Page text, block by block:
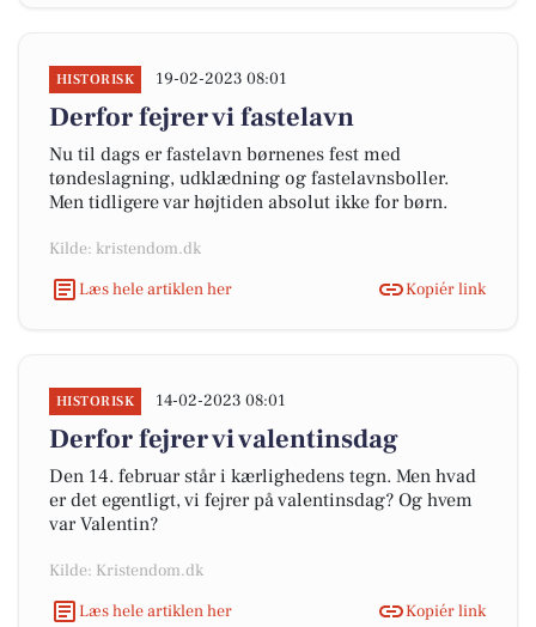
HISTORISK 19-02-2023 08:01
Derfor fejrer vi fastelavn
Nu til dags er fastelavn børnenes fest med
tøndeslagning, udklædning og fastelavnsboller.
Men tidligere var højtiden absolut ikke for børn.
Kilde: kristendom.dk
Læs hele artiklen her
Kopiér link
HISTORISK 14-02-2023 08:01
Derfor fejrer vi valentinsdag
Den 14. februar står i kærlighedens tegn. Men hvad
er det egentligt, vi fejrer på valentinsdag? Og hvem
var Valentin?
Kilde: Kristendom.dk
Læs hele artiklen her
Kopiér link